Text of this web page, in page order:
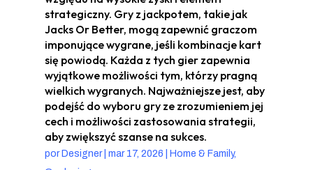
strategiczny. Gry z jackpotem, takie jak
Jacks Or Better, mogą zapewnić graczom
imponujące wygrane, jeśli kombinacje kart
się powiodą. Każda z tych gier zapewnia
wyjątkowe możliwości tym, którzy pragną
wielkich wygranych. Najważniejsze jest, aby
podejść do wyboru gry ze zrozumieniem jej
cech i możliwości zastosowania strategii,
aby zwiększyć szanse na sukces.
porDesigner| mar 17, 2026
Home & Family,